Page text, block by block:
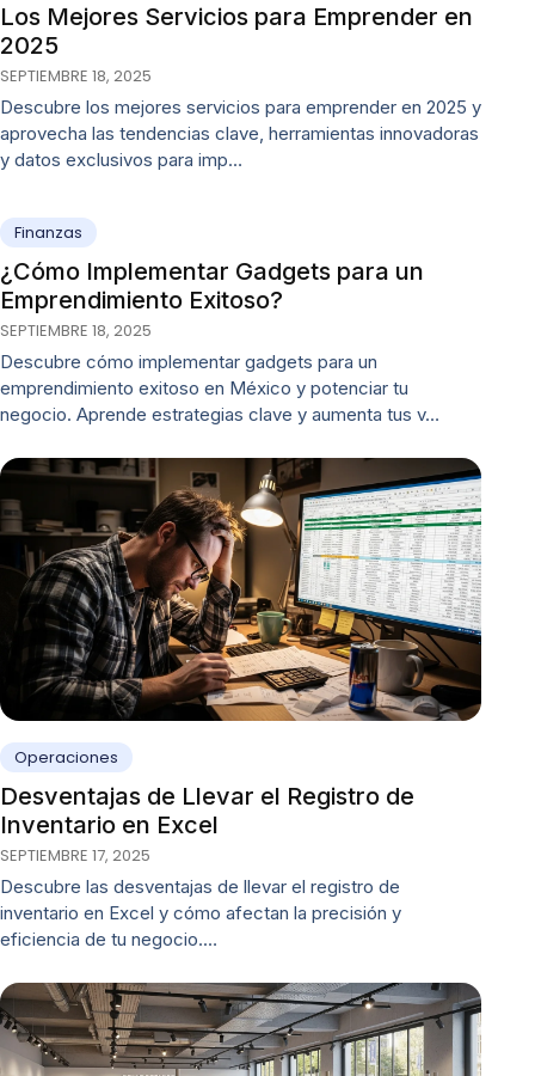
Los Mejores Servicios para Emprender en
2025
SEPTIEMBRE 18, 2025
Descubre los mejores servicios para emprender en 2025 y
aprovecha las tendencias clave, herramientas innovadoras
y datos exclusivos para imp…
Finanzas
¿Cómo Implementar Gadgets para un
Emprendimiento Exitoso?
SEPTIEMBRE 18, 2025
Descubre cómo implementar gadgets para un
emprendimiento exitoso en México y potenciar tu
negocio. Aprende estrategias clave y aumenta tus v…
Operaciones
Desventajas de Llevar el Registro de
Inventario en Excel
SEPTIEMBRE 17, 2025
Descubre las desventajas de llevar el registro de
inventario en Excel y cómo afectan la precisión y
eficiencia de tu negocio.…